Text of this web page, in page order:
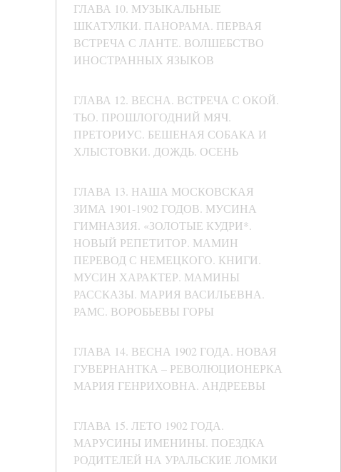
ГЛАВА 10. МУЗЫКАЛЬНЫЕ
ШКАТУЛКИ. ПАНОРАМА. ПЕРВАЯ
ВСТРЕЧА С ЛАНТЕ. ВОЛШЕБСТВО
ИНОСТРАННЫХ ЯЗЫКОВ
ГЛАВА 12. ВЕСНА. ВСТРЕЧА С ОКОЙ.
ТЬО. ПРОШЛОГОДНИЙ МЯЧ.
ПРЕТОРИУС. БЕШЕНАЯ СОБАКА И
ХЛЫСТОВКИ. ДОЖДЬ. ОСЕНЬ
ГЛАВА 13. НАША МОСКОВСКАЯ
ЗИМА 1901-1902 ГОДОВ. МУСИНА
ГИМНАЗИЯ. «ЗОЛОТЫЕ КУДРИ*.
НОВЫЙ РЕПЕТИТОР. МАМИН
ПЕРЕВОД С НЕМЕЦКОГО. КНИГИ.
МУСИН ХАРАКТЕР. МАМИНЫ
РАССКАЗЫ. МАРИЯ ВАСИЛЬЕВНА.
РАМС. ВОРОБЬЕВЫ ГОРЫ
ГЛАВА 14. ВЕСНА 1902 ГОДА. НОВАЯ
ГУВЕРНАНТКА – РЕВОЛЮЦИОНЕРКА
МАРИЯ ГЕНРИХОВНА. АНДРЕЕВЫ
ГЛАВА 15. ЛЕТО 1902 ГОДА.
МАРУСИНЫ ИМЕНИНЫ. ПОЕЗДКА
РОДИТЕЛЕЙ НА УРАЛЬСКИЕ ЛОМКИ